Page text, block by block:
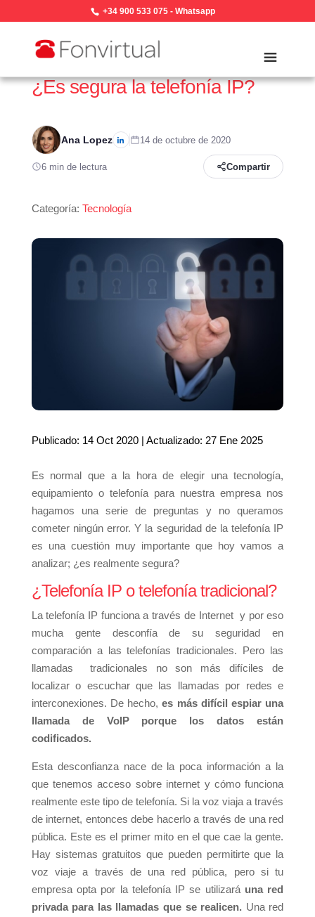
+34 900 533 075- Whatsapp
¿Es segura la telefonía IP?
Ana Lopez 14 de octubre de 2020
6 min de lectura Compartir
Categoría: Tecnología
Publicado: 14 Oct 2020 | Actualizado: 27 Ene 2025
Es normal que a la hora de elegir una tecnología,
equipamiento o telefonía para nuestra empresa nos
hagamos una serie de preguntas y no queramos
cometer ningún error. Y la seguridad de la telefonía IP
es una cuestión muy importante que hoy vamos a
analizar; ¿es realmente segura?
¿Telefonía IP o telefonía tradicional?
La telefonía IP funciona a través de Internet y por eso
mucha gente desconfía de su seguridad en
comparación a las telefonías tradicionales. Pero las
llamadas tradicionales no son más difíciles de
localizar o escuchar que las llamadas por redes e
interconexiones. De hecho,es más difícil espiar una
llamada de VoIP porque los datos están
codificados.
Esta desconfianza nace de la poca información a la
que tenemos acceso sobre internet y cómo funciona
realmente este tipo de telefonía. Si la voz viaja a través
de internet, entonces debe hacerlo a través de una red
pública. Este es el primer mito en el que cae la gente.
Hay sistemas gratuitos que pueden permitirte que la
voz viaje a través de una red pública, pero si tu
empresa opta por la telefonía IP se utilizaráuna red
privada para las llamadas que se realicen. Una red